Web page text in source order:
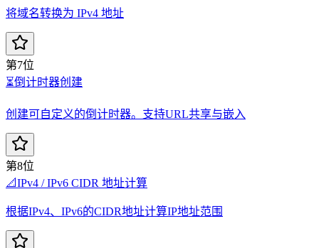
将域名转换为 IPv4 地址
第7位
⏳倒计时器创建
创建可自定义的倒计时器。支持URL共享与嵌入
第8位
📐IPv4 / IPv6 CIDR 地址计算
根据IPv4、IPv6的CIDR地址计算IP地址范围